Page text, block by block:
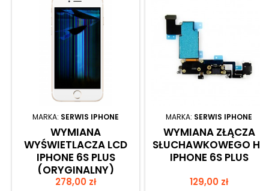
MARKA: SERWIS IPHONE
WYMIANA
WYŚWIETLACZA LCD
IPHONE 6S PLUS
(ORYGINALNY)
Cena
278,00 zł
MARKA: SERWIS IPHONE
WYMIANA ZŁĄCZA
SŁUCHAWKOWEGO HF
IPHONE 6S PLUS
Cena
129,00 zł